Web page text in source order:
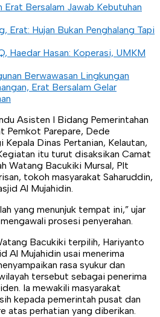
Erat Bersalam Jawab Kebutuhan
Erat: Hujan Bukan Penghalang Tapi
Haedar Hasan: Koperasi, UMKM
Berwawasan Lingkungan
Erat Bersalam Gelar
Asisten I Bidang Pemerintahan
Pemkot Parepare, Dede
Dinas Pertanian, Kelautan,
itu turut disaksikan Camat
Watang Bacukiki Mursal, Plt
tokoh masyarakat Saharuddin,
Al Mujahidin.
yang menunjuk tempat ini,” ujar
prosesi penyerahan.
Bacukiki terpilih, Hariyanto
Al Mujahidin usai menerima
rasa syukur dan
tersebut sebagai penerima
Ia mewakili masyarakat
kepada pemerintah pusat dan
atas perhatian yang diberikan.